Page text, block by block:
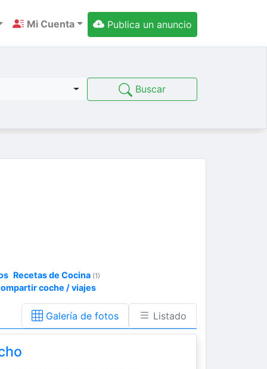
Mi Cuenta Publica un anuncio
Buscar
Recetas de Cocina (1)
coche / viajes
Galería de fotos Listado